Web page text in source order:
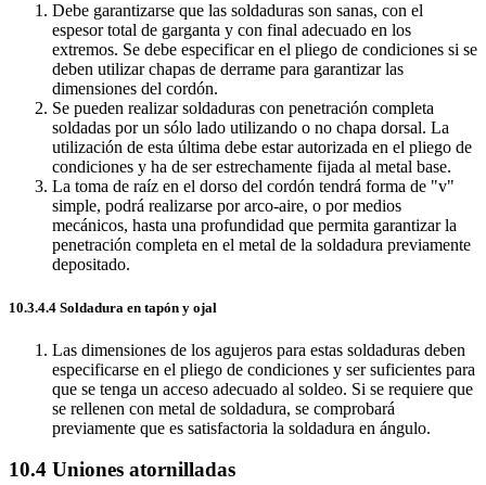
Debe garantizarse que las soldaduras son sanas, con el
espesor total de garganta y con final adecuado en los
extremos. Se debe especificar en el pliego de condiciones si se
deben utilizar chapas de derrame para garantizar las
dimensiones del cordón.
Se pueden realizar soldaduras con penetración completa
soldadas por un sólo lado utilizando o no chapa dorsal. La
utilización de esta última debe estar autorizada en el pliego de
condiciones y ha de ser estrechamente fijada al metal base.
La toma de raíz en el dorso del cordón tendrá forma de "v"
simple, podrá realizarse por arco-aire, o por medios
mecánicos, hasta una profundidad que permita garantizar la
penetración completa en el metal de la soldadura previamente
depositado.
10.3.4.4 Soldadura en tapón y ojal
Las dimensiones de los agujeros para estas soldaduras deben
especificarse en el pliego de condiciones y ser suficientes para
que se tenga un acceso adecuado al soldeo. Si se requiere que
se rellenen con metal de soldadura, se comprobará
previamente que es satisfactoria la soldadura en ángulo.
10.4 Uniones atornilladas